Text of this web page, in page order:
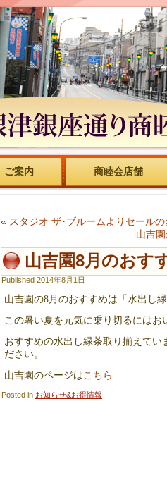
ご案内 商睦会店舗
« スタジオ ザ･ブルームよりセール
山吉
山吉園8月のおす
Published 2014年8月1日
山吉園の8月のおすすめは「水出し
この暑い夏を元気に乗り切るにはお
おすすめの水出し緑茶取り揃えて
ださい。
山吉園のページは こちら
Posted in お知らせ&お得情報